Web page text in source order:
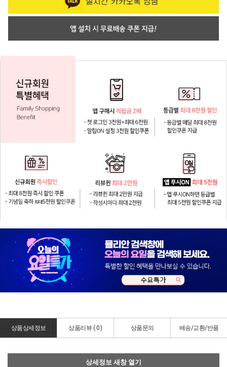
상품상세정보 상품리뷰 ( 0) 상품문의 배송/교환/반품
상세정보 새창 열기